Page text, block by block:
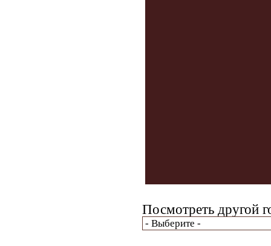
Посмотреть другой